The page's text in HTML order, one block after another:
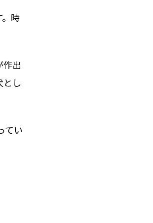
時
作出
とし
てい